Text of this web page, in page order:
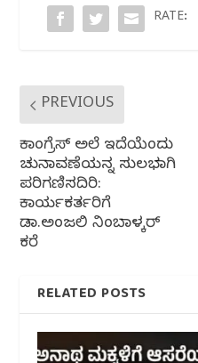
p
RATE:
PREVIOUS
ಕಾಂಗ್ರೆಸ್ ಅಲೆ ಇದೆಯೆಂದು
ಚುನಾವಣೆಯನ್ನ ಸುಲಭವಾಗಿ
ಪರಿಗಣಿಸದಿರಿ:
ಕಾರ್ಯಕರ್ತರಿಗೆ
ಡಾ.ಅಂಜಲಿ ನಿಂಬಾಳ್ಕರ್
ಕರೆ
RELATED POSTS